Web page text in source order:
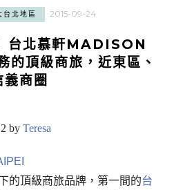
台北地區 2015-09-24
台北慕軒MADISON
頂級商旅，近東區、
義商圈
byTeresa
的頂級商旅品牌，第一間的台